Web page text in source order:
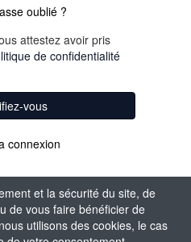
et la sécurité du site, de
de vous faire bénéficier de
utilisons des cookies, le cas
oublié ?
attestez avoir pris
de confidentialité
vous
connexion